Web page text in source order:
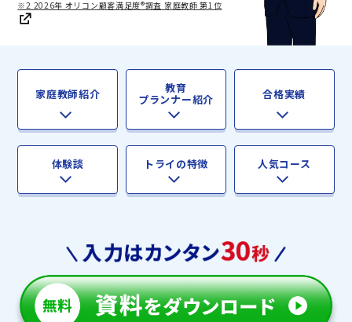
※2 2026年 オリコン顧客満足度®調査 家庭教師 第1位
家庭教師紹介 教育
プランナー紹介 合格実績
体験談 トライの特徴 人気コース